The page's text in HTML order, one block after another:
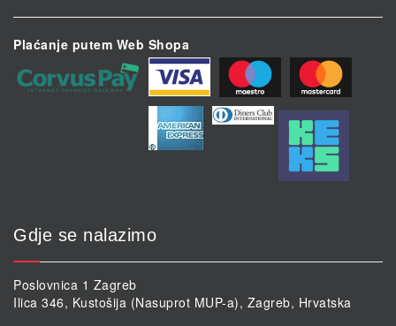
Plaćanje putem Web Shopa
Gdje se nalazimo
Poslovnica 1 Zagreb
Ilica 346, Kustošija (Nasuprot MUP-a), Zagreb, Hrvatska